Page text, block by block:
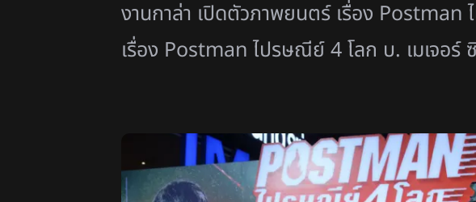
งานกาล่า เปิดตัวภาพยนตร์ เรื่อง
เรื่อง Postman ไปรษณีย์ 4 โลก บ. เมเจอร์